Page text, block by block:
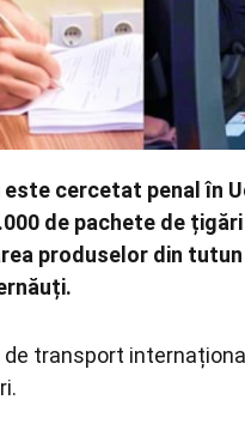
cercetat penal în
de pachete de
produselor din
de transport